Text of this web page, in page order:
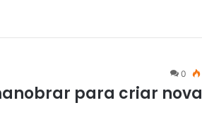
0
para criar nova